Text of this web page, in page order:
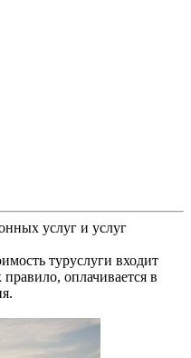
услуг и услуг
туруслуги входит
оплачивается в